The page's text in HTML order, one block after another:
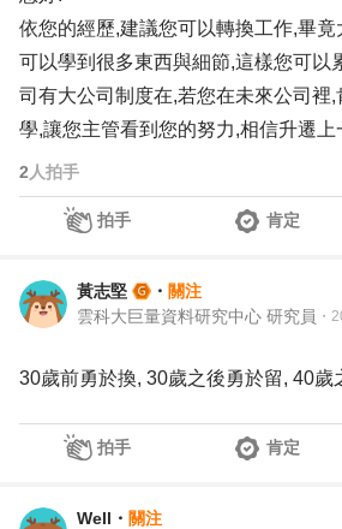
依您的經歷,建議您可以轉換工作,畢
可以學到很多東西與細節,這樣您可以
司有大公司制度在,若您在未來公司裡,
學,讓您主管看到您的努力,相信升遷上
2 人拍手
拍手 肯定
黃志堅 ・ 關注
雲科大巨量資料研究中心 研究員 ・
30歲前勇於換, 30歲之後勇於留, 40歲
拍手 肯定
Well ・ 關注